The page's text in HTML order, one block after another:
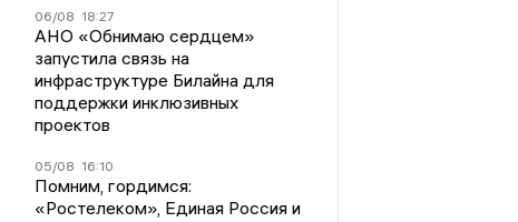
06/08 18:27
АНО «Обнимаю сердцем»
запустила связь на
инфраструктуре Билайна для
поддержки инклюзивных
проектов
05/08 16:10
Помним, гордимся:
«Ростелеком», Единая Россия и